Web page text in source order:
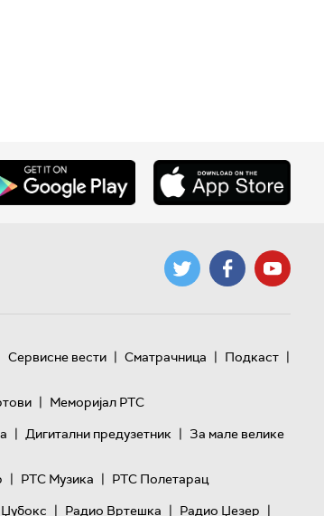
Сервисне вести | Сматрачница | Подкаст |
| Меморијал РТС
| Дигитални предузетник | За мале велике
| РТС Музика | РТС Полетарац
| Радио Вртешка | Радио Џезер |